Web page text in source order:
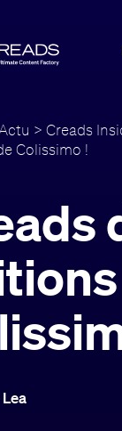
Actu >Creads
Colissimo !
Lea